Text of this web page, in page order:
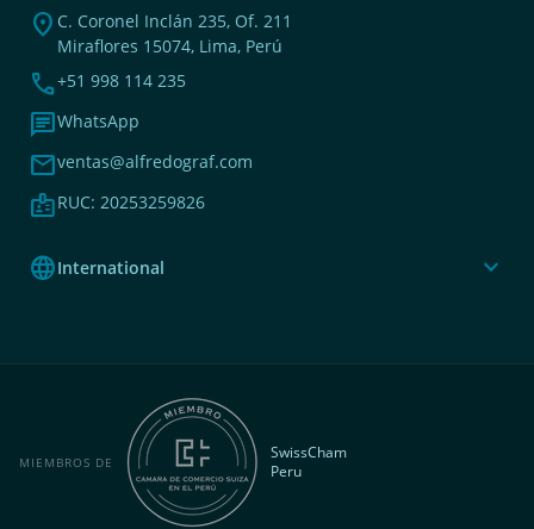
location_on C. Coronel Inclán 235, Of. 211
Miraflores 15074, Lima, Perú
phone+51 998 114 235
chatWhatsApp
mailventas@alfredograf.com
badgeRUC: 20253259826
languageInternational expand_more
MIEMBROS DE
SwissCham
Peru